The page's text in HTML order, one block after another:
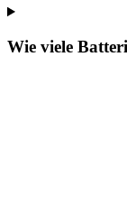
Wie viele